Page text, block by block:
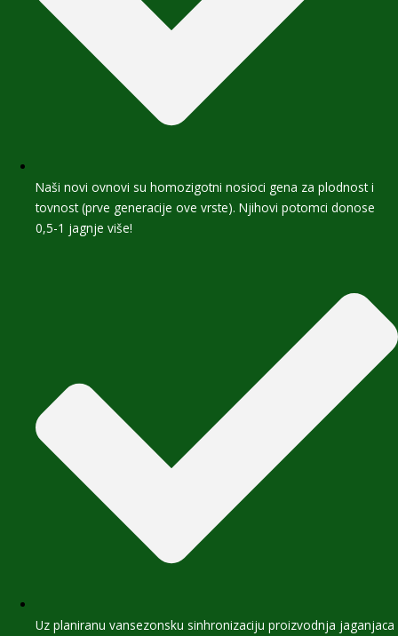
Naši novi ovnovi su homozigotni nosioci gena za plodnost i
tovnost (prve generacije ove vrste). Njihovi potomci donose
0,5-1 jagnje više!
Uz planiranu vansezonsku sinhronizaciju proizvodnja jaganjaca